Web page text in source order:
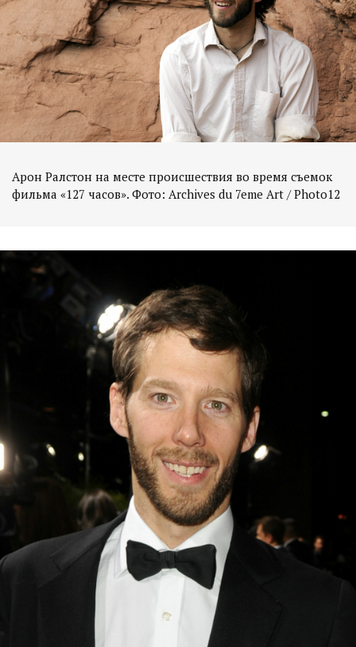
Арон Ралстон на месте происшествия во время съемок
фильма «127 часов». Фото: Archives du 7eme Art / Photo12